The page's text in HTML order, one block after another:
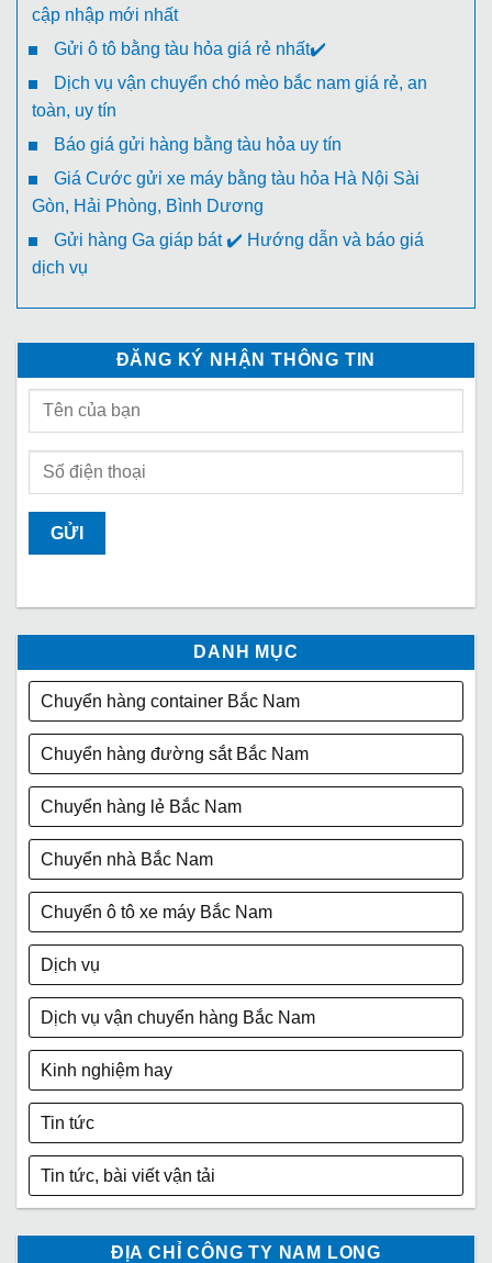
cập nhập mới nhất
Gửi ô tô bằng tàu hỏa giá rẻ nhất✔️
Dịch vụ vận chuyển chó mèo bắc nam giá rẻ, an
toàn, uy tín
Báo giá gửi hàng bằng tàu hỏa uy tín
Giá Cước gửi xe máy bằng tàu hỏa Hà Nội Sài
Gòn, Hải Phòng, Bình Dương
Gửi hàng Ga giáp bát ✔️ Hướng dẫn và báo giá
dịch vụ
ĐĂNG KÝ NHẬN THÔNG TIN
DANH MỤC
Chuyển hàng container Bắc Nam
Chuyển hàng đường sắt Bắc Nam
Chuyển hàng lẻ Bắc Nam
Chuyển nhà Bắc Nam
Chuyển ô tô xe máy Bắc Nam
Dịch vụ
Dịch vụ vận chuyển hàng Bắc Nam
Kinh nghiệm hay
Tin tức
Tin tức, bài viết vận tải
ĐỊA CHỈ CÔNG TY NAM LONG